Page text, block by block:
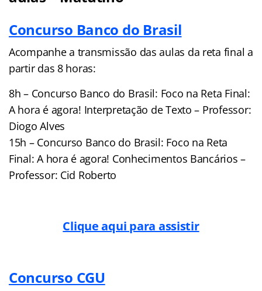
Concurso Banco do Brasil
Acompanhe a transmissão das aulas da reta final a
partir das 8 horas:
8h – Concurso Banco do Brasil: Foco na Reta Final:
A hora é agora! Interpretação de Texto – Professor:
Diogo Alves
15h – Concurso Banco do Brasil: Foco na Reta
Final: A hora é agora! Conhecimentos Bancários –
Professor: Cid Roberto
Clique aqui para assistir
Concurso CGU